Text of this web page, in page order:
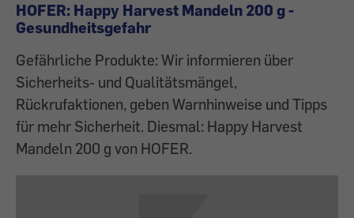
HOFER: Happy Harvest Mandeln 200 g -
Gesundheitsgefahr
Gefährliche Produkte: Wir informieren über
Sicherheits- und Qualitätsmängel,
Rückrufaktionen, geben Warnhinweise und Tipps
für mehr Sicherheit. Diesmal: Happy Harvest
Mandeln 200 g von HOFER.